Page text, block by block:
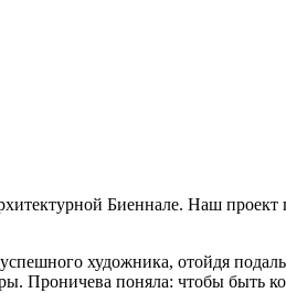
Биеннале. Наш
художника, отойдя
Прониче­ва поняла: чтобы быть